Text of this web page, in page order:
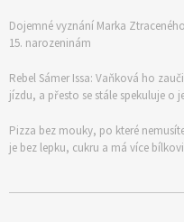
Dojemné vyznání Marka
15. narozeninám
Rebel Sámer Issa: Vaňková ho
jízdu, a přesto se stále spekuluje o
Pizza bez mouky, po které
je bez lepku, cukru a má více